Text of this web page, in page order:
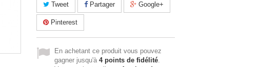
Tweet Partager Google+
Pinterest
En achetant ce produit vous pouvez
gagner jusqu'à 4points de fidélité.